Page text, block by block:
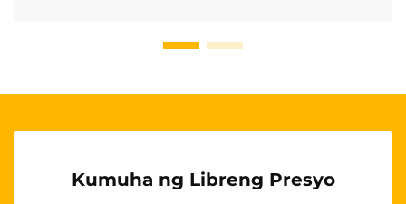
Kumuha ng Libreng Presyo